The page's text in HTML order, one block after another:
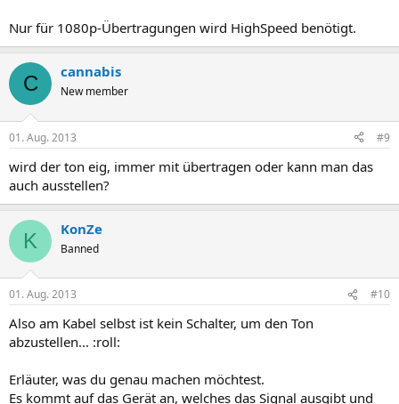
Nur für 1080p-Übertragungen wird HighSpeed benötigt.
C cannabis
New member
01. Aug. 2013 #9
wird der ton eig, immer mit übertragen oder kann man das
auch ausstellen?
K KonZe
Banned
01. Aug. 2013 #10
Also am Kabel selbst ist kein Schalter, um den Ton
abzustellen... :roll:
Erläuter, was du genau machen möchtest.
Es kommt auf das Gerät an, welches das Signal ausgibt und